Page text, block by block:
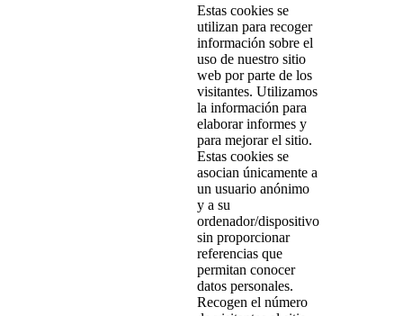
Estas cookies se
utilizan para recoger
información sobre el
uso de nuestro sitio
web por parte de los
visitantes. Utilizamos
la información para
elaborar informes y
para mejorar el sitio.
Estas cookies se
asocian únicamente a
un usuario anónimo
y a su
ordenador/dispositivo
sin proporcionar
referencias que
permitan conocer
datos personales.
Recogen el número